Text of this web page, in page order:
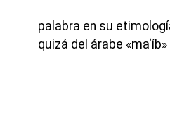
palabra en su
quizá del árabe